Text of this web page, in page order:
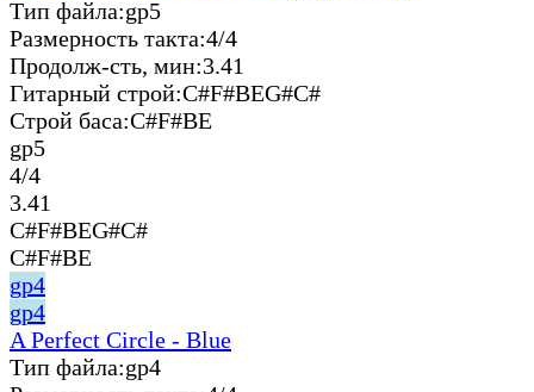
Тип файла:gp5
Размерность такта:4/4
Продолж-сть, мин:3.41
Гитарный строй:C#F#BEG#C#
Строй баса:C#F#BE
gp5
4/4
3.41
C#F#BEG#C#
C#F#BE
gp4
gp4
A Perfect Circle - Blue
Тип файла:gp4